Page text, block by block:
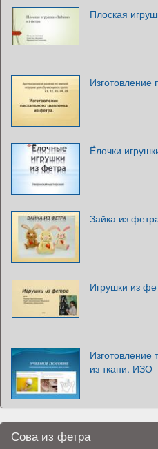
Плоская
Изготовление
Ёлочки
Зайка из
Игрушки из
Изготовление
из ткани. ИЗО
Сова из фетра